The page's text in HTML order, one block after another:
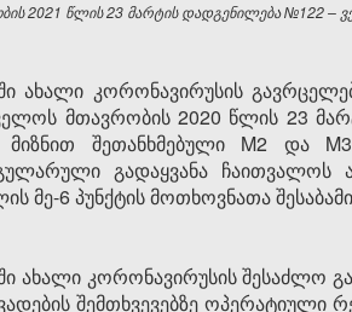
2021 წლის 23 მარტის დადგენილება №122 –
ახალი კორონავირუსის
მთავრობის 2020 წლის 23
მიზნით შეთანხმებული M2 და
გადაყვანა ჩაითვალოს
მე-6 პუნქტის მოთხოვნათა
ახალი კორონავირუსის შესაძლო
შემთხვევებზე ოპერატიული